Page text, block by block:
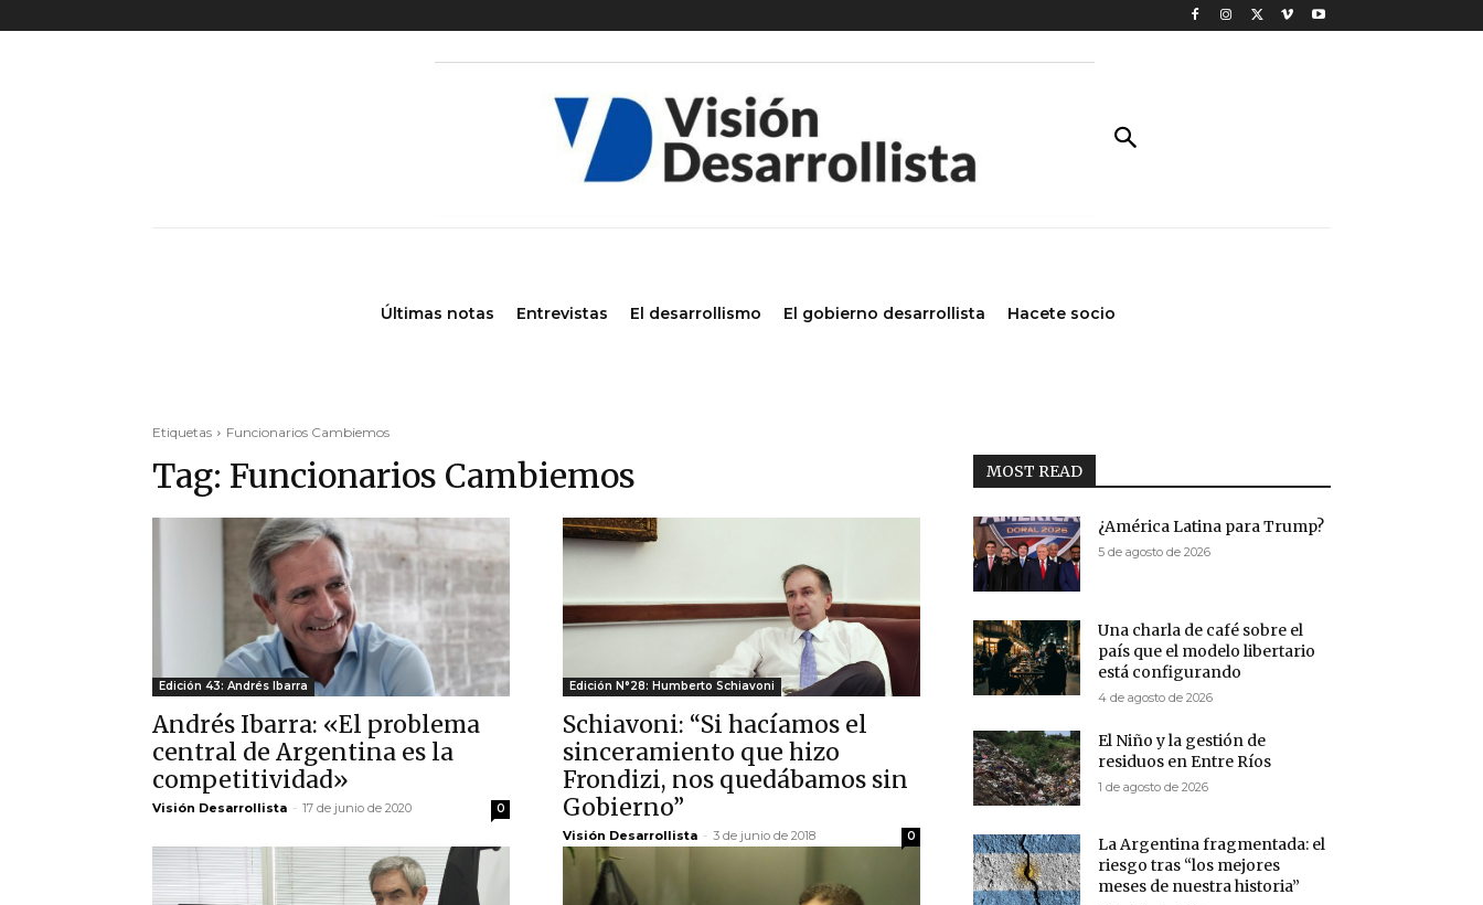
Últimas notas Entrevistas El desarrollismo El gobierno desarrollista Hacete socio
Etiquetas Funcionarios Cambiemos
Tag: Funcionarios Cambiemos
Edición 43: Andrés Ibarra
Andrés Ibarra: «El problema
central de Argentina es la
competitividad»
Visión Desarrollista - 17 de junio de 2020 0
Edición N°28: Humberto Schiavoni
Schiavoni: “Si hacíamos el
sinceramiento que hizo
Frondizi, nos quedábamos sin
Gobierno”
Visión Desarrollista - 3 de junio de 2018 0
MOST READ
¿América Latina para Trump?
5 de agosto de 2026
Una charla de café sobre el
país que el modelo libertario
está configurando
4 de agosto de 2026
El Niño y la gestión de
residuos en Entre Ríos
1 de agosto de 2026
La Argentina fragmentada: el
riesgo tras “los mejores
meses de nuestra historia”